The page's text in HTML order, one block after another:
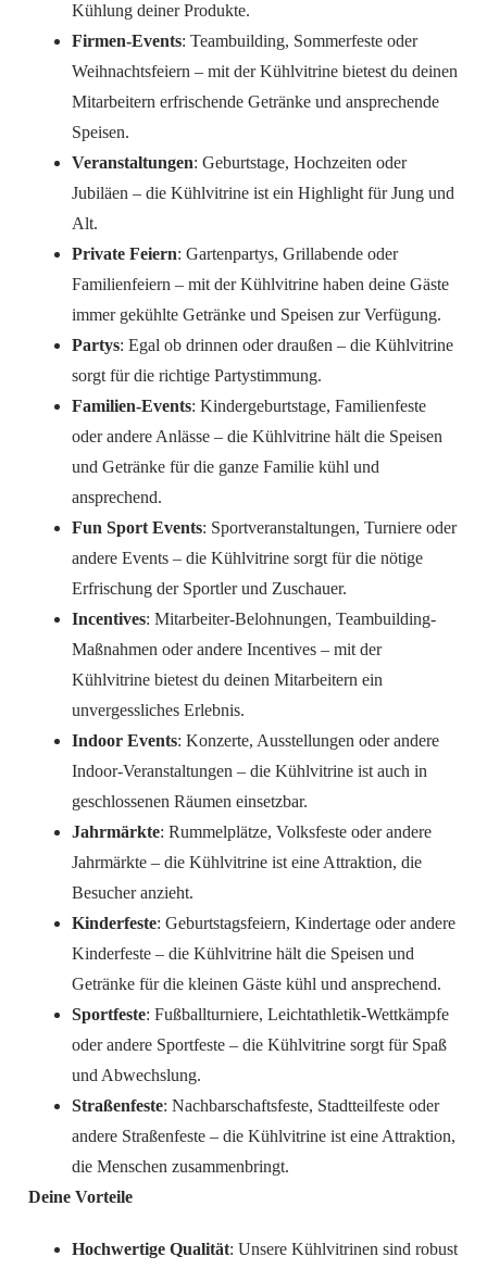
Kühlung deiner Produkte.
Firmen-Events: Teambuilding, Sommerfeste oder
Weihnachtsfeiern – mit der Kühlvitrine bietest du deinen
Mitarbeitern erfrischende Getränke und ansprechende
Speisen.
Veranstaltungen: Geburtstage, Hochzeiten oder
Jubiläen – die Kühlvitrine ist ein Highlight für Jung und
Alt.
Private Feiern: Gartenpartys, Grillabende oder
Familienfeiern – mit der Kühlvitrine haben deine Gäste
immer gekühlte Getränke und Speisen zur Verfügung.
Partys: Egal ob drinnen oder draußen – die Kühlvitrine
sorgt für die richtige Partystimmung.
Familien-Events: Kindergeburtstage, Familienfeste
oder andere Anlässe – die Kühlvitrine hält die Speisen
und Getränke für die ganze Familie kühl und
ansprechend.
Fun Sport Events: Sportveranstaltungen, Turniere oder
andere Events – die Kühlvitrine sorgt für die nötige
Erfrischung der Sportler und Zuschauer.
Incentives: Mitarbeiter-Belohnungen, Teambuilding-
Maßnahmen oder andere Incentives – mit der
Kühlvitrine bietest du deinen Mitarbeitern ein
unvergessliches Erlebnis.
Indoor Events: Konzerte, Ausstellungen oder andere
Indoor-Veranstaltungen – die Kühlvitrine ist auch in
geschlossenen Räumen einsetzbar.
Jahrmärkte: Rummelplätze, Volksfeste oder andere
Jahrmärkte – die Kühlvitrine ist eine Attraktion, die
Besucher anzieht.
Kinderfeste: Geburtstagsfeiern, Kindertage oder andere
Kinderfeste – die Kühlvitrine hält die Speisen und
Getränke für die kleinen Gäste kühl und ansprechend.
Sportfeste: Fußballturniere, Leichtathletik-Wettkämpfe
oder andere Sportfeste – die Kühlvitrine sorgt für Spaß
und Abwechslung.
Straßenfeste: Nachbarschaftsfeste, Stadtteilfeste oder
andere Straßenfeste – die Kühlvitrine ist eine Attraktion,
die Menschen zusammenbringt.
Deine Vorteile
Hochwertige Qualität: Unsere Kühlvitrinen sind robust